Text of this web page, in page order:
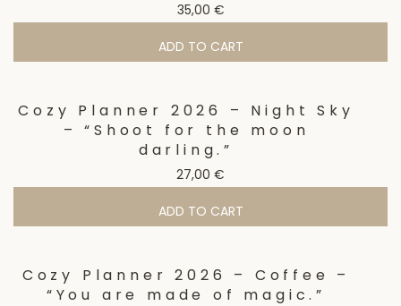
35,00 €
ADD TO CART
Cozy Planner 2026 – Night Sky
– “Shoot for the moon
darling.”
27,00 €
ADD TO CART
Cozy Planner 2026 – Coffee –
“You are made of magic.”